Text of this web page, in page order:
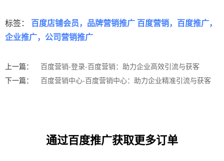
标签： 百度店铺会员，品牌营销推广 百度营销，百度推广，
企业推广，公司营销推广
上一篇：
百度营销-登录-百度营销：助力企业高效引流与获客
下一篇：
百度营销中心-百度营销中心：助力企业精准引流与获客
通过百度推广获取更多订单